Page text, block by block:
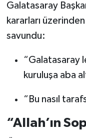
Galatasaray
kararları üzerinden
savundu:
“Galatasaray
kuruluşa aba
“Bu nasıl
“Allah’ın